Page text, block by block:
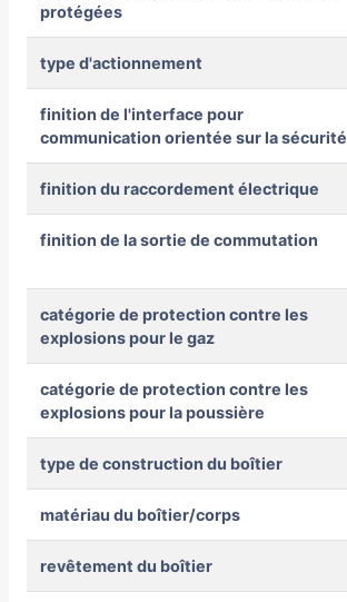
protégées
type d'actionnement
finition de l'interface pour
communication orientée sur la sécurité
finition du raccordement électrique
finition de la sortie de commutation
catégorie de protection contre les
explosions pour le gaz
catégorie de protection contre les
explosions pour la poussière
type de construction du boîtier
matériau du boîtier/corps
revêtement du boîtier